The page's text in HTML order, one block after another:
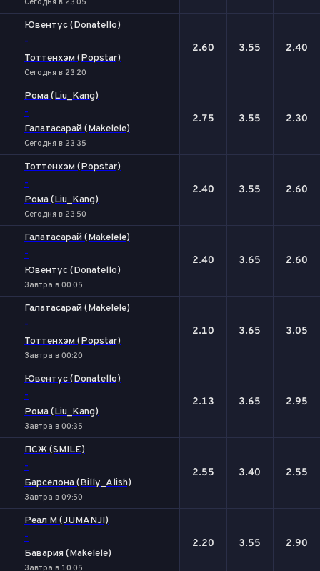
Сегодня в 23:05
Ювентус (Donatello)
-
Тоттенхэм (Popstar)
Сегодня в 23:20
2.60 3.55 2.40
Рома (Liu_Kang)
-
Галатасарай (Makelele)
Сегодня в 23:35
2.75 3.55 2.30
Тоттенхэм (Popstar)
-
Рома (Liu_Kang)
Сегодня в 23:50
2.40 3.55 2.60
Галатасарай (Makelele)
-
Ювентус (Donatello)
Завтра в 00:05
2.40 3.65 2.60
Галатасарай (Makelele)
-
Тоттенхэм (Popstar)
Завтра в 00:20
2.10 3.65 3.05
Ювентус (Donatello)
-
Рома (Liu_Kang)
Завтра в 00:35
2.13 3.65 2.95
ПСЖ (SMILE)
-
Барселона (Billy_Alish)
Завтра в 09:50
2.55 3.40 2.55
Реал М (JUMANJI)
-
Бавария (Makelele)
Завтра в 10:05
2.20 3.55 2.90